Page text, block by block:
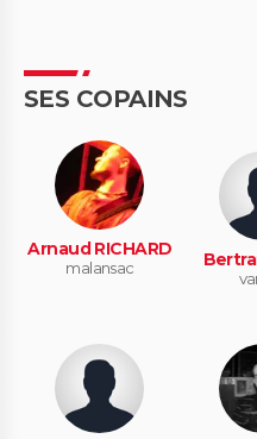
SES COPAINS
Arnaud RICHARD
malansac